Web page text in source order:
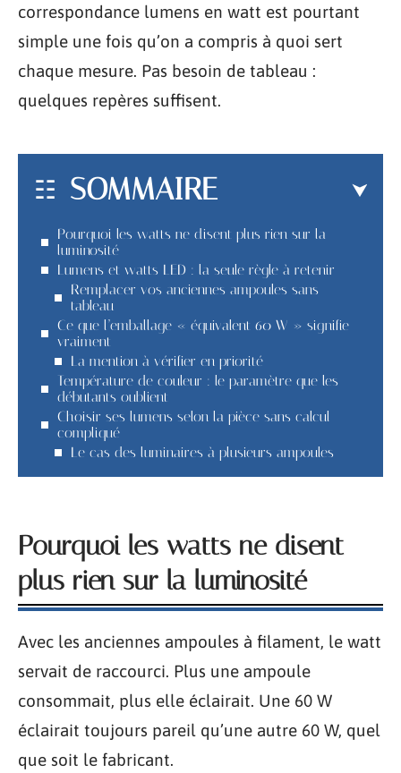
correspondance lumens en watt est pourtant
simple une fois qu’on a compris à quoi sert
chaque mesure. Pas besoin de tableau :
quelques repères suffisent.
SOMMAIRE
Pourquoi les watts ne disent plus rien sur la
luminosité
Lumens et watts LED : la seule règle à retenir
Remplacer vos anciennes ampoules sans
tableau
Ce que l’emballage « équivalent 60 W » signifie
vraiment
La mention à vérifier en priorité
Température de couleur : le paramètre que les
débutants oublient
Choisir ses lumens selon la pièce sans calcul
compliqué
Le cas des luminaires à plusieurs ampoules
Pourquoi les watts ne disent
plus rien sur la luminosité
Avec les anciennes ampoules à filament, le watt
servait de raccourci. Plus une ampoule
consommait, plus elle éclairait. Une 60 W
éclairait toujours pareil qu’une autre 60 W, quel
que soit le fabricant.